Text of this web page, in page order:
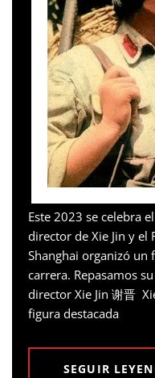
Este 2023 se celebra
director de Xie Jin y el
Shanghai organizó un
carrera. Repasamos
director Xie Jin 谢晋
figura destacada
SEGUIR